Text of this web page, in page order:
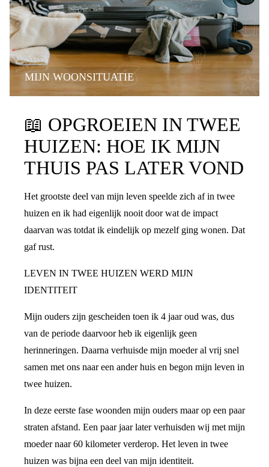
MIJN WOONSITUATIE
📖 OPGROEIEN IN TWEE
HUIZEN: HOE IK MIJN
THUIS PAS LATER VOND
Het grootste deel van mijn leven speelde zich af in twee
huizen en ik had eigenlijk nooit door wat de impact
daarvan was totdat ik eindelijk op mezelf ging wonen. Dat
gaf rust.
LEVEN IN TWEE HUIZEN WERD MIJN
IDENTITEIT
Mijn ouders zijn gescheiden toen ik 4 jaar oud was, dus
van de periode daarvoor heb ik eigenlijk geen
herinneringen. Daarna verhuisde mijn moeder al vrij snel
samen met ons naar een ander huis en begon mijn leven in
twee huizen.
In deze eerste fase woonden mijn ouders maar op een paar
straten afstand. Een paar jaar later verhuisden wij met mijn
moeder naar 60 kilometer verderop. Het leven in twee
huizen was bijna een deel van mijn identiteit.